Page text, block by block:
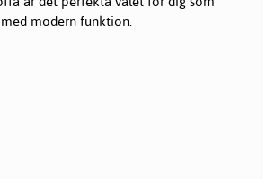
modern funktion.